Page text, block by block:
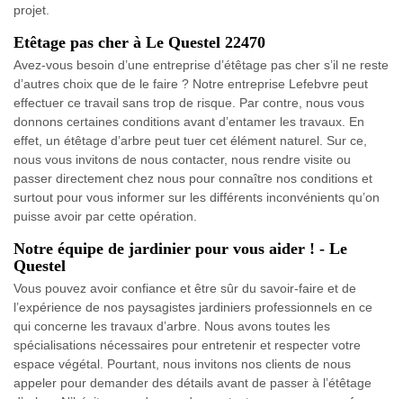
projet.
Etêtage pas cher à Le Questel 22470
Avez-vous besoin d’une entreprise d’étêtage pas cher s’il ne reste
d’autres choix que de le faire ? Notre entreprise Lefebvre peut
effectuer ce travail sans trop de risque. Par contre, nous vous
donnons certaines conditions avant d’entamer les travaux. En
effet, un étêtage d’arbre peut tuer cet élément naturel. Sur ce,
nous vous invitons de nous contacter, nous rendre visite ou
passer directement chez nous pour connaître nos conditions et
surtout pour vous informer sur les différents inconvénients qu’on
puisse avoir par cette opération.
Notre équipe de jardinier pour vous aider ! - Le
Questel
Vous pouvez avoir confiance et être sûr du savoir-faire et de
l’expérience de nos paysagistes jardiniers professionnels en ce
qui concerne les travaux d’arbre. Nous avons toutes les
spécialisations nécessaires pour entretenir et respecter votre
espace végétal. Pourtant, nous invitons nos clients de nous
appeler pour demander des détails avant de passer à l’étêtage